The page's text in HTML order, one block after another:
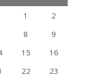
1
2
8
9
15
16
22 23